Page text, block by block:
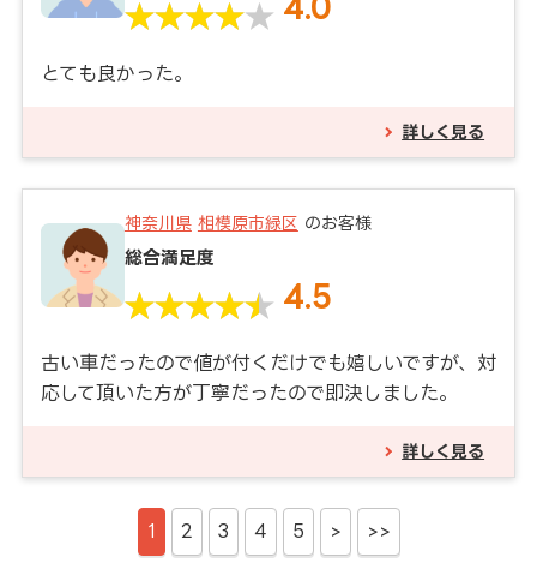
4.0
とても良かった。
詳しく見る
神奈川県 相模原市緑区 のお客様
総合満足度
4.5
古い車だったので値が付くだけでも嬉しいですが、対
応して頂いた方が丁寧だったので即決しました。
詳しく見る
1 2 3 4 5 > >>